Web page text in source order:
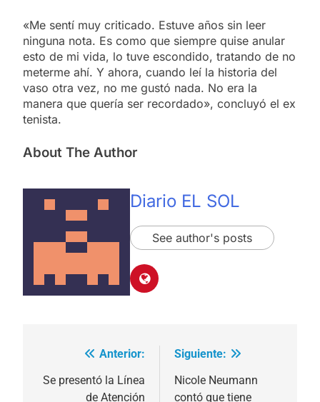
«Me sentí muy criticado. Estuve años sin leer
ninguna nota. Es como que siempre quise anular
esto de mi vida, lo tuve escondido, tratando de no
meterme ahí. Y ahora, cuando leí la historia del
vaso otra vez, no me gustó nada. No era la
manera que quería ser recordado», concluyó el ex
tenista.
About The Author
Diario EL SOL
See author's posts
Navegación
de
Anterior:
Se presentó la Línea
de Atención
Siguiente:
Nicole Neumann
contó que tiene